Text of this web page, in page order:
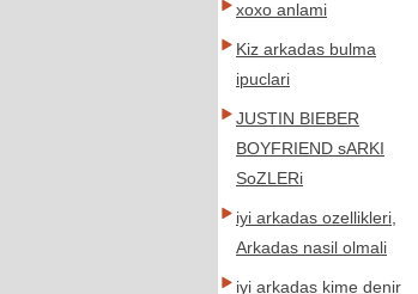
xoxo anlami
Kiz arkadas bulma
ipuclari
JUSTIN BIEBER
BOYFRIEND sARKI
SoZLERi
iyi arkadas ozellikleri,
Arkadas nasil olmali
iyi arkadas kime denir